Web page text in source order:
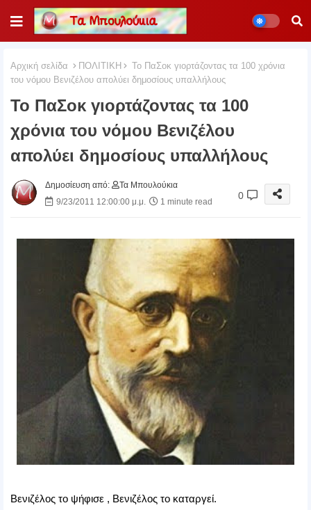
Αρχική σελίδα ΠΟΛΙΤΙΚΗ
Το ΠαΣοκ γιορτάζοντας τα 100 χρόνια
του νόμου Βενιζέλου απολύει δημοσίους υπαλλήλους
Το ΠαΣοκ γιορτάζοντας τα 100
χρόνια του νόμου Βενιζέλου
απολύει δημοσίους υπαλλήλους
Δημοσίευση από:
Τα Μπουλούκια
9/23/2011 12:00:00 μ.μ.
1 minute read
0
Βενιζέλος το ψήφισε , Βενιζέλος το καταργεί.